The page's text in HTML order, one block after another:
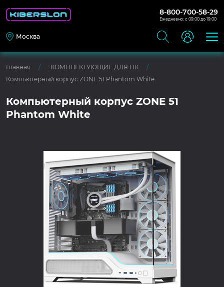
8-800-700-58-29
Ежедневно: с 09:00 до 19:00
Москва
Главная
КОМПЛЕКТУЮЩИЕ ДЛЯ ПК
Компьютерный корпус ZONE 51 Phantom White
Компьютерный корпус ZONE 51
Phantom White